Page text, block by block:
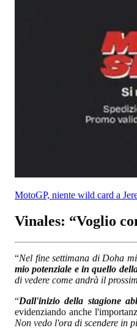
MotoGP, niente wild card a
Vinales: “Voglio
“Nel fine settimana di Doha
mio potenziale e in quello
di vedere come andrà il
“Dall'inizio della stagione
evidenziando anche
Non vedo l'ora di scendere in